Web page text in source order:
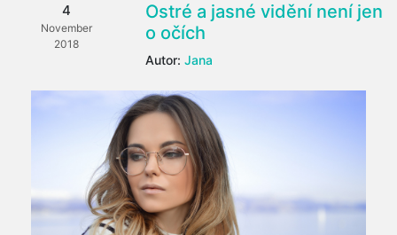
4
November
2018
Ostré a jasné vidění není jen
o očích
Autor:Jana